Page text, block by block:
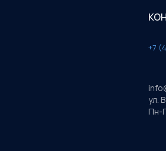
+7
ул.
Пн-